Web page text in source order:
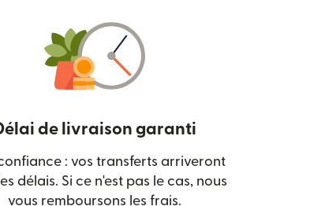
fenêtre)
de livraison garanti
: vos transferts arriveront
délais. Si ce n'est pas le cas, nous
vous remboursons les frais.